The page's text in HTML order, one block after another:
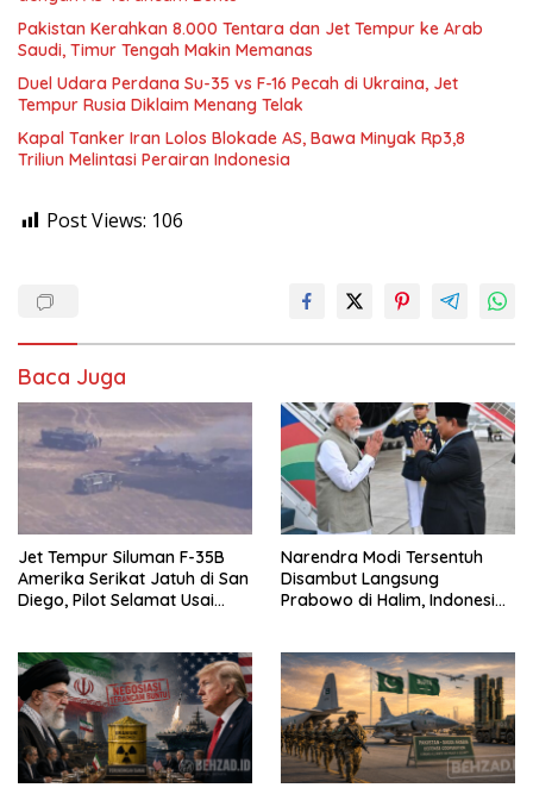
Pakistan Kerahkan 8.000 Tentara dan Jet Tempur ke Arab
Saudi, Timur Tengah Makin Memanas
Duel Udara Perdana Su-35 vs F-16 Pecah di Ukraina, Jet
Tempur Rusia Diklaim Menang Telak
Kapal Tanker Iran Lolos Blokade AS, Bawa Minyak Rp3,8
Triliun Melintasi Perairan Indonesia
Post Views: 106
Baca Juga
Jet Tempur Siluman F-35B
Amerika Serikat Jatuh di San
Diego, Pilot Selamat Usai
Narendra Modi Tersentuh
Disambut Langsung
Prabowo di Halim, Indonesia